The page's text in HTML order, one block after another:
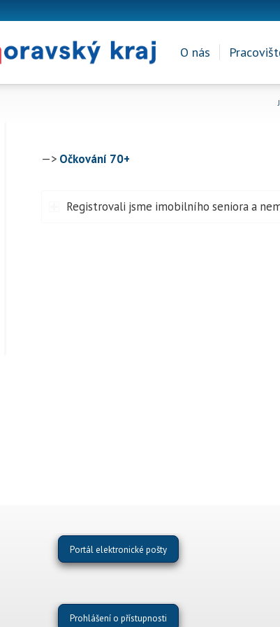
O nás
—> Očkování 70+
Registrovali jsme imobilního seniora a
Portál elektronické pošty
Prohlášení o přístupnosti